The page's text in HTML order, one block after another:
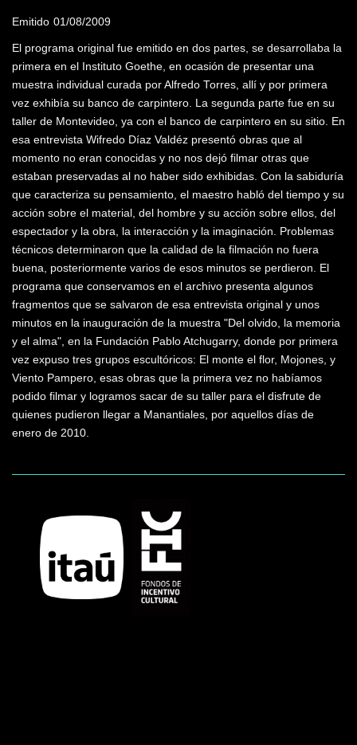
Emitido 01/08/2009
El programa original fue emitido en dos partes, se desarrollaba la
primera en el Instituto Goethe, en ocasión de presentar una
muestra individual curada por Alfredo Torres, allí y por primera
vez exhibía su banco de carpintero. La segunda parte fue en su
taller de Montevideo, ya con el banco de carpintero en su sitio. En
esa entrevista Wifredo Díaz Valdéz presentó obras que al
momento no eran conocidas y no nos dejó filmar otras que
estaban preservadas al no haber sido exhibidas. Con la sabiduría
que caracteriza su pensamiento, el maestro habló del tiempo y su
acción sobre el material, del hombre y su acción sobre ellos, del
espectador y la obra, la interacción y la imaginación. Problemas
técnicos determinaron que la calidad de la filmación no fuera
buena, posteriormente varios de esos minutos se perdieron. El
programa que conservamos en el archivo presenta algunos
fragmentos que se salvaron de esa entrevista original y unos
minutos en la inauguración de la muestra "Del olvido, la memoria
y el alma", en la Fundación Pablo Atchugarry, donde por primera
vez expuso tres grupos escultóricos: El monte el flor, Mojones, y
Viento Pampero, esas obras que la primera vez no habíamos
podido filmar y logramos sacar de su taller para el disfrute de
quienes pudieron llegar a Manantiales, por aquellos días de
enero de 2010.